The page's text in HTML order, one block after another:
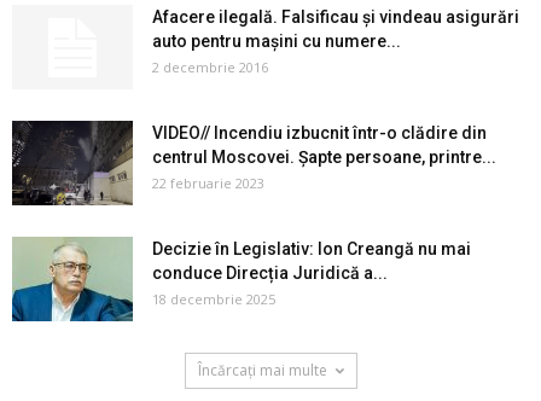
Afacere ilegală. Falsificau şi vindeau asigurări
auto pentru maşini cu numere...
2 decembrie 2016
VIDEO// Incendiu izbucnit într-o clădire din
centrul Moscovei. Șapte persoane, printre...
22 februarie 2023
Decizie în Legislativ: Ion Creangă nu mai
conduce Direcția Juridică a...
18 decembrie 2025
Încărcați mai multe